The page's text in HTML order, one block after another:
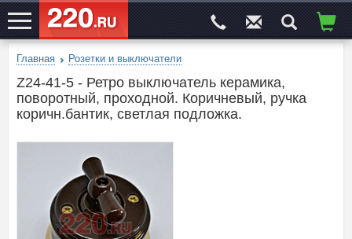
ЭЛЕКТРОСАЙТ№1
Главная Розетки и выключатели
Z24-41-5 - Ретро выключатель керамика,
поворотный, проходной. Коричневый, ручка
коричн.бантик, светлая подложка.